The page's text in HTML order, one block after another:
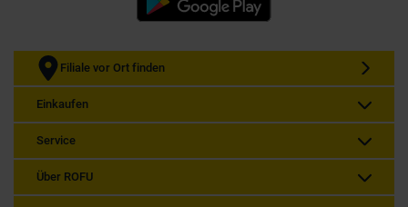
Filiale vor Ort finden
Einkaufen
Service
Über ROFU